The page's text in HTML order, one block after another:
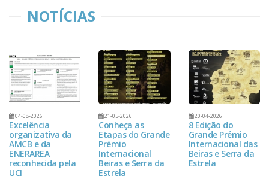
NOTÍCIAS
04-08-2026
Excelência
organizativa da
AMCB e da
ENERAREA
reconhecida pela
UCI
21-05-2026
Conheça as
Etapas do Grande
Prémio
Internacional
Beiras e Serra da
Estrela
20-04-2026
8 Edição do
Grande Prémio
Internacional das
Beiras e Serra da
Estrela